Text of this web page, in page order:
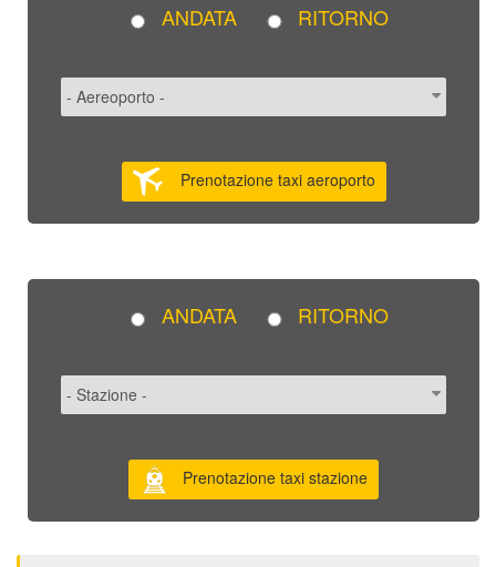
ANDATA RITORNO
Prenotazione taxi aeroporto
ANDATA RITORNO
Prenotazione taxi stazione